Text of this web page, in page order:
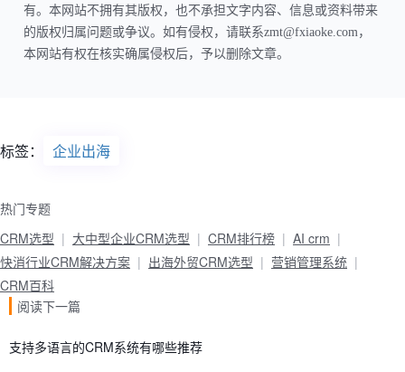
有。本网站不拥有其版权，也不承担文字内容、信息或资料带来
的版权归属问题或争议。如有侵权，请联系zmt@fxiaoke.com，
本网站有权在核实确属侵权后，予以删除文章。
标签： 企业出海
热门专题
CRM选型
大中型企业CRM选型 CRM排行榜
AI crm
快消行业CRM解决方案
出海外贸CRM选型
营销管理系统
CRM百科
阅读下一篇
支持多语言的CRM系统有哪些推荐